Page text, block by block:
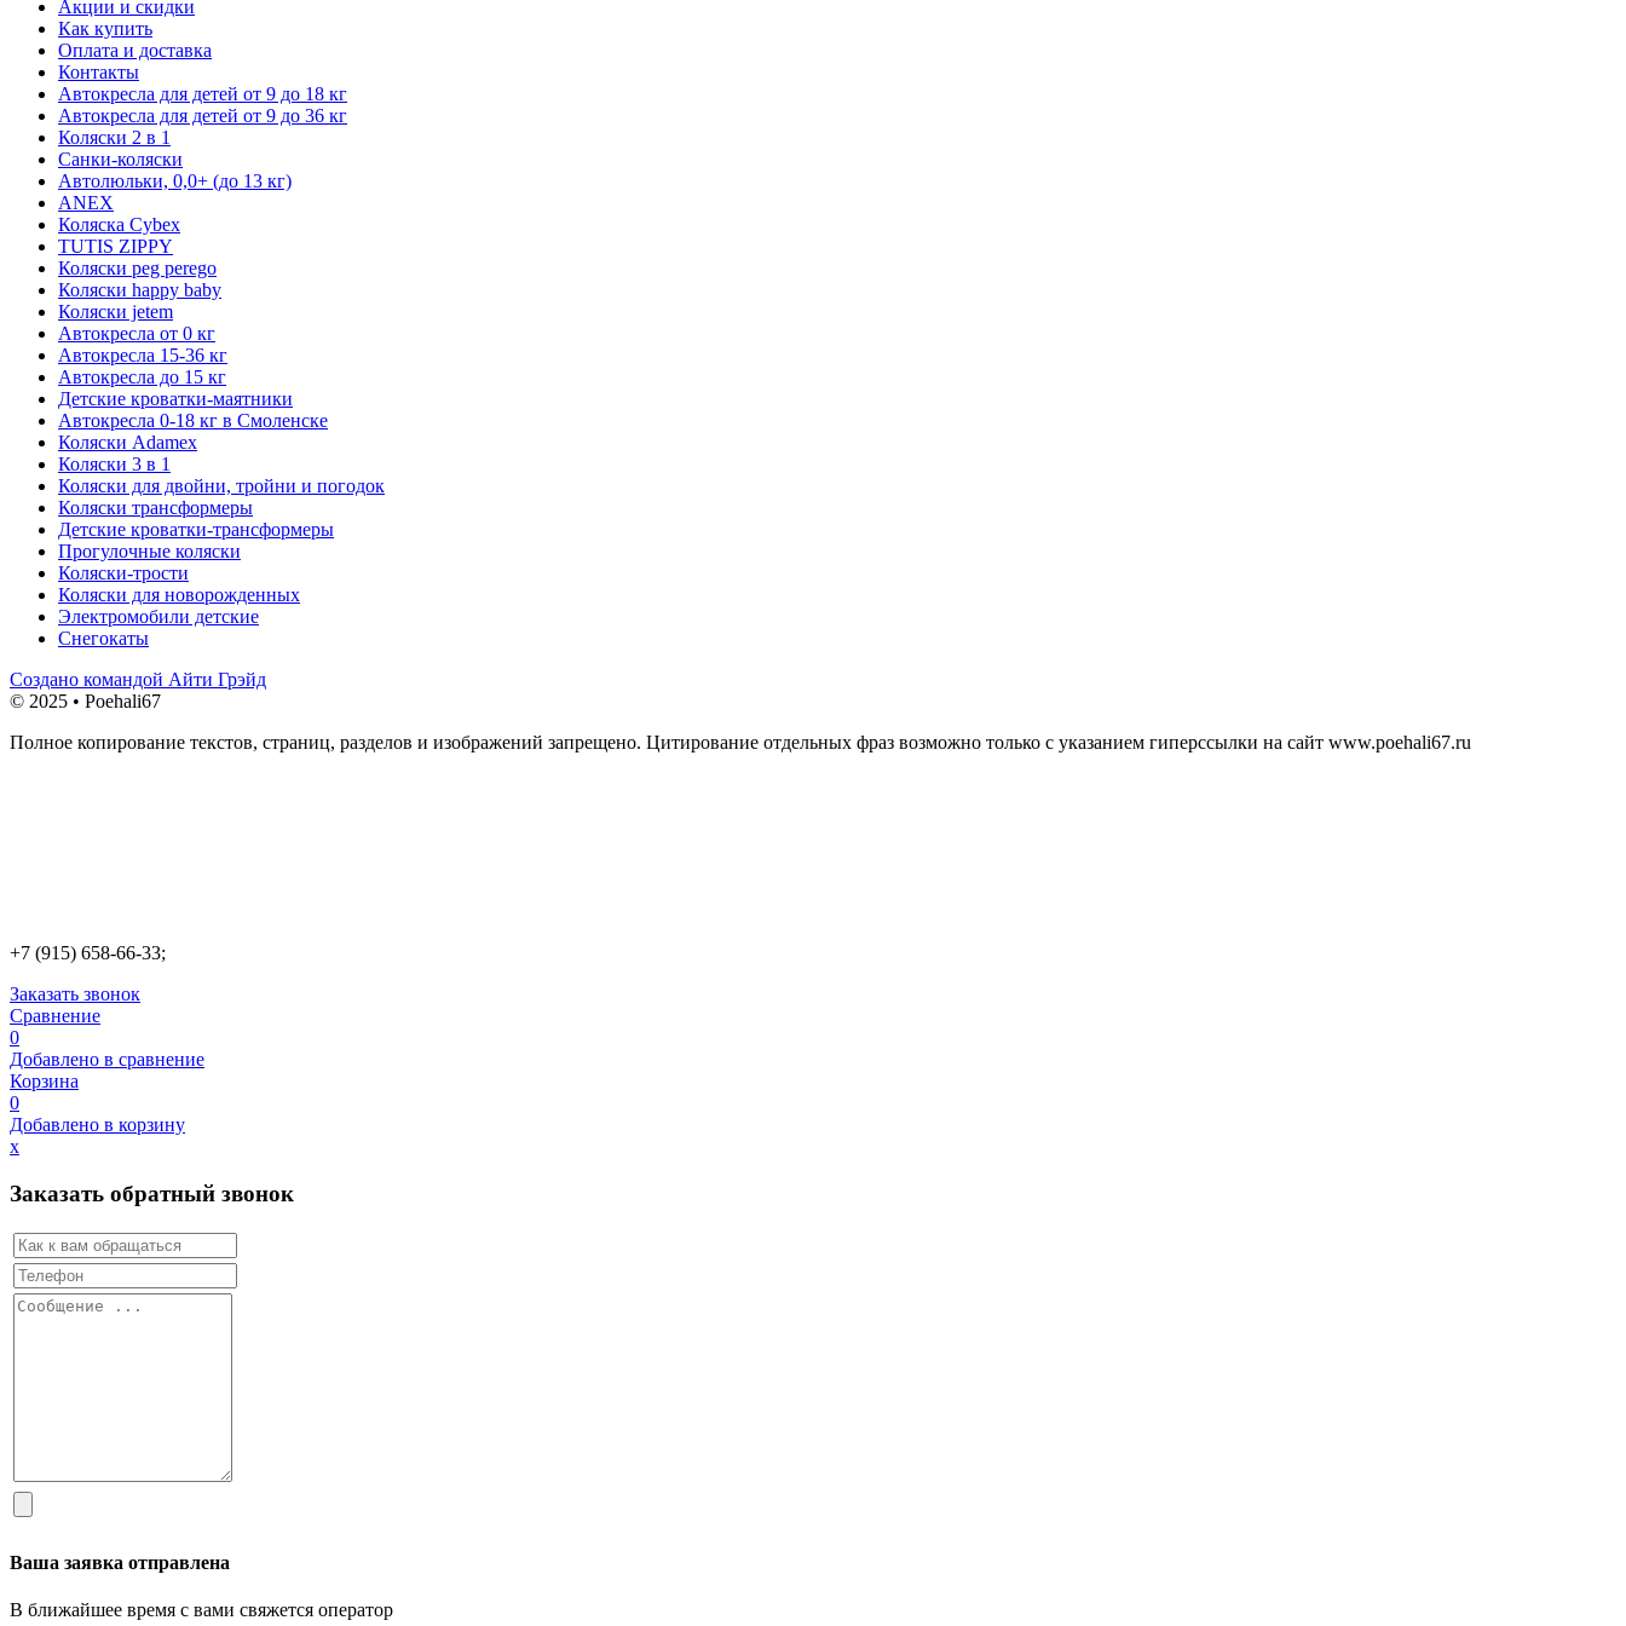
Акции и скидки
Как купить
Оплата и доставка
Контакты
Автокресла для детей от 9 до 18 кг
Автокресла для детей от 9 до 36 кг
Коляски 2 в 1
Санки-коляски
Автолюльки, 0,0+ (до 13 кг)
ANEX
Коляска Cybex
TUTIS ZIPPY
Коляски peg perego
Коляски happy baby
Коляски jetem
Автокресла от 0 кг
Автокресла 15-36 кг
Автокресла до 15 кг
Детские кроватки-маятники
Автокресла 0-18 кг в Смоленске
Коляски Adamex
Коляски 3 в 1
Коляски для двойни, тройни и погодок
Коляски трансформеры
Детские кроватки-трансформеры
Прогулочные коляски
Коляски-трости
Коляски для новорожденных
Электромобили детские
Снегокаты
Создано командой Айти Грэйд
© 2025 • Poehali67
Полное копирование текстов, страниц, разделов и изображений запрещено. Цитирование отдельных фраз возможно только с указанием гиперссылки на сайт www.poehali67.ru
+7 (915) 658-66-33;
Заказать звонок
Сравнение
0
Добавлено в сравнение
Корзина
0
Добавлено в корзину
х
Заказать обратный звонок
Ваша заявка отправлена
В ближайшее время с вами свяжется оператор